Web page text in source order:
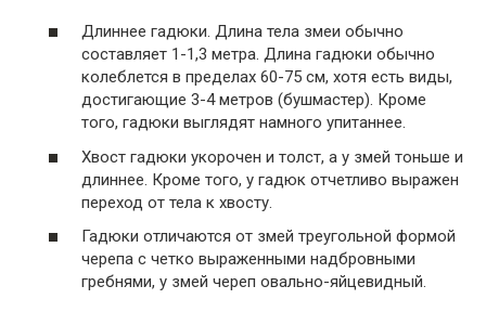
Длиннее гадюки. Длина тела змеи обычно
составляет 1-1,3 метра. Длина гадюки обычно
колеблется в пределах 60-75 см, хотя есть виды,
достигающие 3-4 метров (бушмастер). Кроме
того, гадюки выглядят намного упитаннее.
Хвост гадюки укорочен и толст, а у змей тоньше и
длиннее. Кроме того, у гадюк отчетливо выражен
переход от тела к хвосту.
Гадюки отличаются от змей треугольной формой
черепа с четко выраженными надбровными
гребнями, у змей череп овально-яйцевидный.